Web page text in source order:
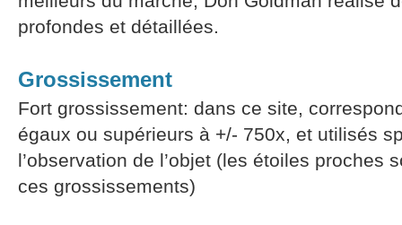
profondes et détaillées.
Grossissement
Fort grossissement: dans ce site,
égaux ou supérieurs à +/- 750x, et utilisés
l’observation de l’objet (les étoiles proches
ces grossissements)